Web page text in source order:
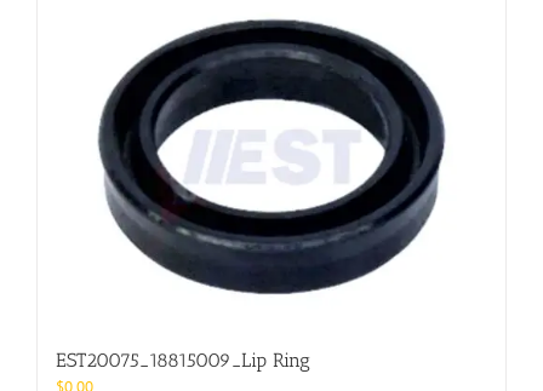
EST20075_18815009_Lip Ring
$0.00